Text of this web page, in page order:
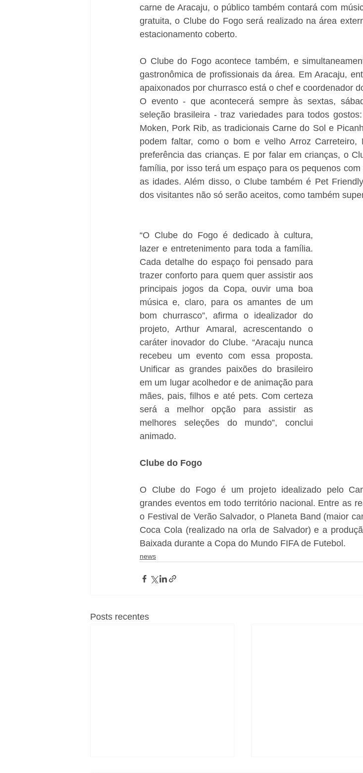
carne de Aracaju, o público também contará com
gratuita, o Clube do Fogo será realizado na área
estacionamento coberto.
O Clube do Fogo acontece também, e
gastronômica de profissionais da área. Em Aracaju,
apaixonados por churrasco está o chef e coordenador
O evento - que acontecerá sempre às sextas,
seleção brasileira - traz variedades para todos
Moken, Pork Rib, as tradicionais Carne do Sol e
podem faltar, como o bom e velho Arroz
preferência das crianças. E por falar em crianças, o
família, por isso terá um espaço para os pequenos
as idades. Além disso, o Clube também é Pet
dos visitantes não só serão aceitos, como também
“O Clube do Fogo é dedicado à cultura,
lazer e entretenimento para toda a família.
Cada detalhe do espaço foi pensado para
trazer conforto para quem quer assistir aos
principais jogos da Copa, ouvir uma boa
música e, claro, para os amantes de um
bom churrasco”, afirma o idealizador do
projeto, Arthur Amaral, acrescentando o
caráter inovador do Clube. “Aracaju nunca
recebeu um evento com essa proposta.
Unificar as grandes paixões do brasileiro
em um lugar acolhedor e de animação para
mães, pais, filhos e até pets. Com certeza
será a melhor opção para assistir as
melhores seleções do mundo”, conclui
animado.
Clube do Fogo
O Clube do Fogo é um projeto idealizado pelo
grandes eventos em todo território nacional. Entre as
o Festival de Verão Salvador, o Planeta Band (maior
Coca Cola (realizado na orla de Salvador) e a
Baixada durante a Copa do Mundo FIFA de Futebol.
news
Posts recentes